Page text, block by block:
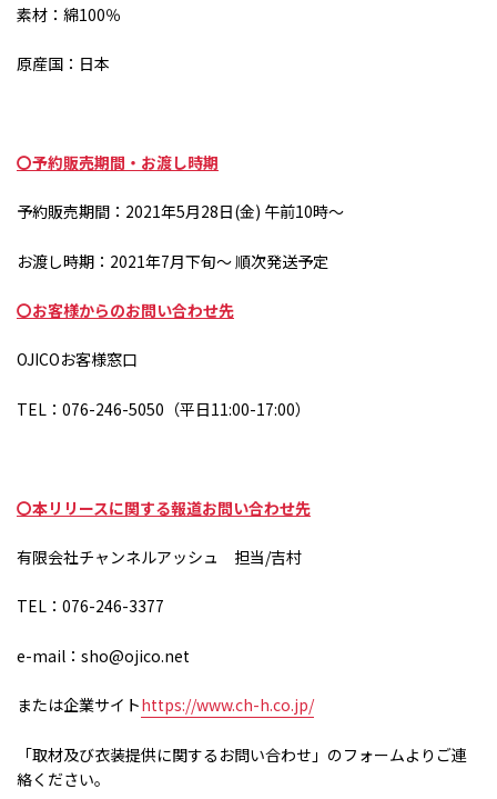
素材：綿100％
原産国：日本
〇予約販売期間・お渡し時期
予約販売期間：2021年5月28日(金) 午前10時～
お渡し時期：2021年7月下旬～ 順次発送予定
〇お客様からのお問い合わせ先
OJICOお客様窓口
TEL：076-246-5050（平日11:00-17:00）
〇本リリースに関する報道お問い合わせ先
有限会社チャンネルアッシュ 担当/吉村
TEL：076-246-3377
e-mail：sho@ojico.net
または企業サイトhttps://www.ch-h.co.jp/
「取材及び衣装提供に関するお問い合わせ」のフォームよりご連
絡ください。